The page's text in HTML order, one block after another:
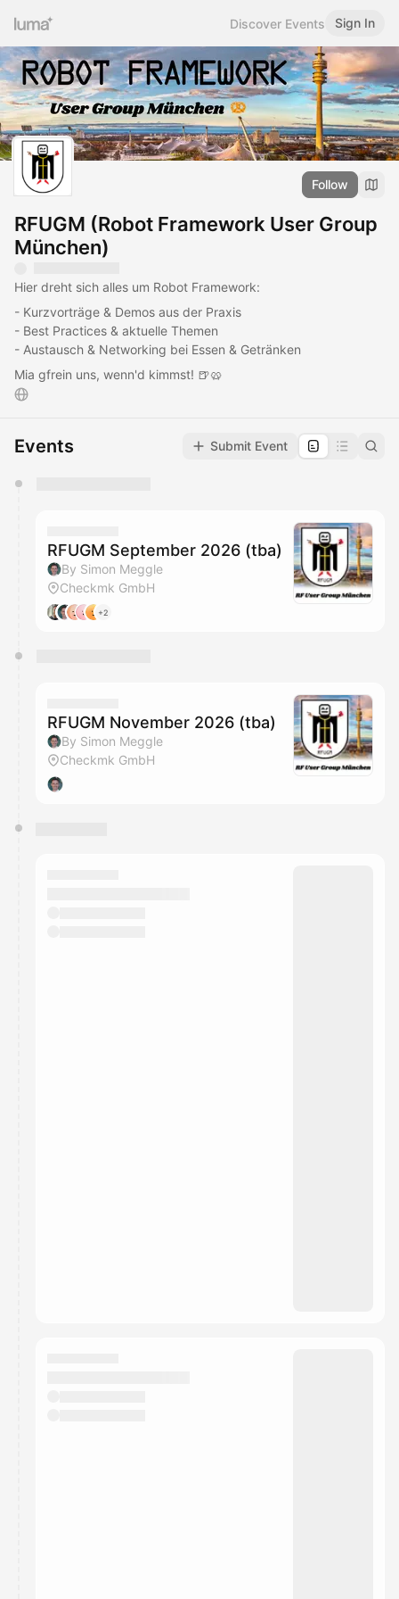
Discover Events Sign In
Follow
RFUGM (Robot Framework User Group
München)
Hier dreht sich alles um Robot Framework:
- Kurzvorträge & Demos aus der Praxis
- Best Practices & aktuelle Themen
- Austausch & Networking bei Essen & Getränken
Mia gfrein uns, wenn'd kimmst! 🍺🥨
Events Submit Event
They will show up on the schedule once approved
RFUGM September 2026 (tba)
By Simon Meggle
Checkmk GmbH
+2
RFUGM November 2026 (tba)
By Simon Meggle
Checkmk GmbH